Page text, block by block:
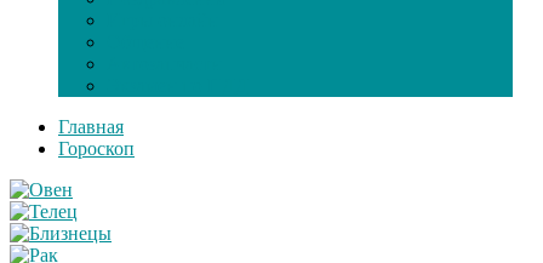
Главная
Гороскоп